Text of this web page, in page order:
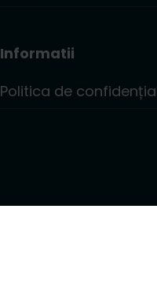
Informatii
Politica de